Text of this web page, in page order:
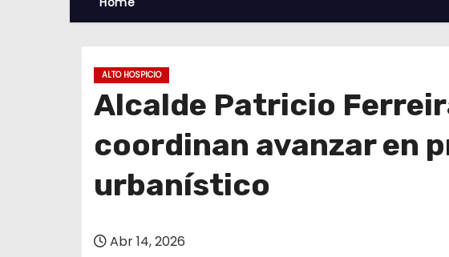
ALTO HOSPICIO
Alcalde Patricio
coordinan avanzar en
urbanístico
Abr 14, 2026